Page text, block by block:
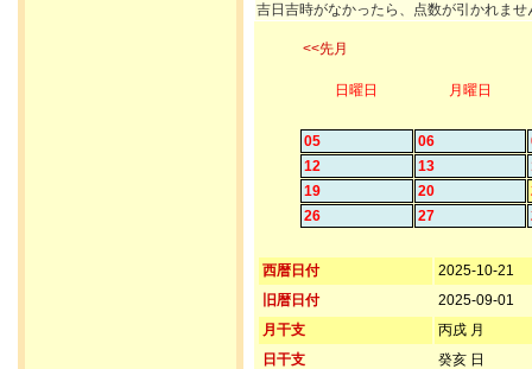
吉日吉時がなかったら、点数が引かれませ
<<先月
日曜日 月曜日
05 06
12
13
19
20
26
27
西暦日付
2025-10-21
旧暦日付
2025-09-01
月干支
丙戌 月
日干支
癸亥 日